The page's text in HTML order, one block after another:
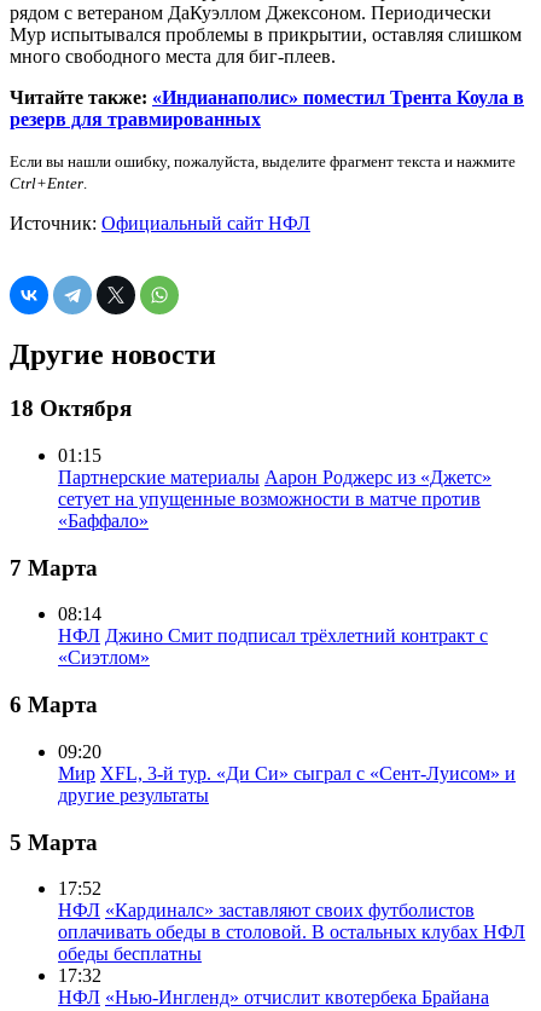
рядом с ветераном ДаКуэллом Джексоном. Периодически
Мур испытывался проблемы в прикрытии, оставляя слишком
много свободного места для биг-плеев.
Читайте также: «Индианаполис» поместил Трента Коула в
резерв для травмированных
Если вы нашли ошибку, пожалуйста, выделите фрагмент текста и нажмите
Ctrl+Enter.
Источник: Официальный сайт НФЛ
Другие новости
18 Октября
01:15
Партнерские материалы Аарон Роджерс из «Джетс»
сетует на упущенные возможности в матче против
«Баффало»
7 Марта
08:14
НФЛ Джино Смит подписал трёхлетний контракт с
«Сиэтлом»
6 Марта
09:20
Мир XFL, 3-й тур. «Ди Си» сыграл с «Сент-Луисом» и
другие результаты
5 Марта
17:52
НФЛ «Кардиналс» заставляют своих футболистов
оплачивать обеды в столовой. В остальных клубах НФЛ
обеды бесплатны
17:32
НФЛ «Нью-Ингленд» отчислит квотербека Брайана